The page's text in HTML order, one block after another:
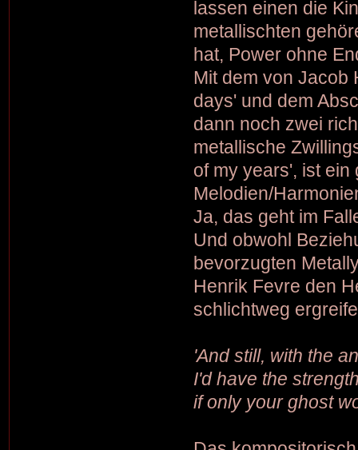
lassen einen die
metallischten
hat, Power ohne
Mit dem von Jacob
days' und dem
dann noch zwei
metallische
of my years', ist
Melodien/
Ja, das geht im
Und obwohl
bevorzugten
Henrik Fevre den
schlichtweg
'And still, with the
I'd have the
if only your ghost